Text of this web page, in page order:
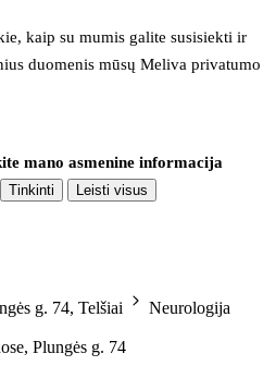
kaip su mumis galite susisiekti ir
duomenis mūsų Meliva privatumo
mano asmenine informacija
Tinkinti Leisti visus
g. 74, Telšiai Neurologija
Plungės g. 74